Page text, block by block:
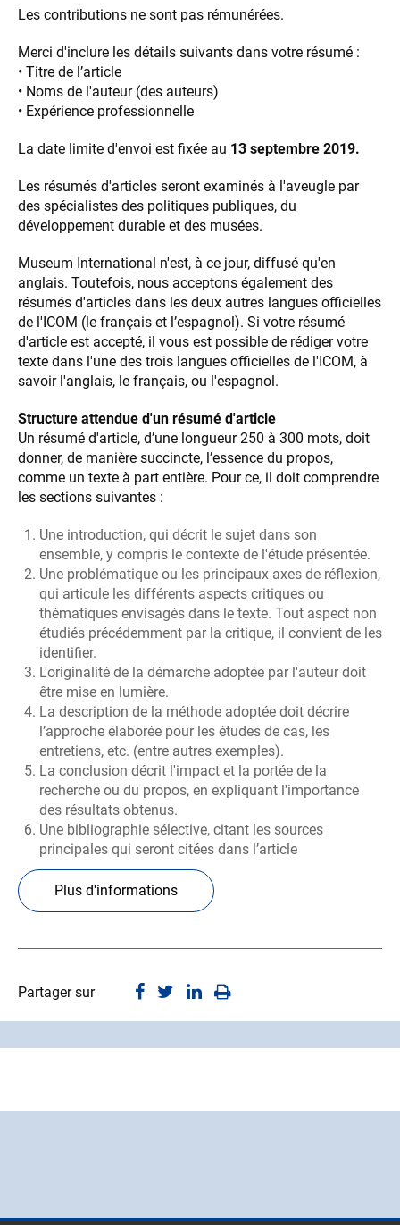
Les contributions ne sont pas rémunérées.
Merci d'inclure les détails suivants dans votre résumé :
• Titre de l’article
• Noms de l'auteur (des auteurs)
• Expérience professionnelle
La date limite d'envoi est fixée au 13 septembre 2019.
Les résumés d'articles seront examinés à l'aveugle par
des spécialistes des politiques publiques, du
développement durable et des musées.
Museum International n'est, à ce jour, diffusé qu'en
anglais. Toutefois, nous acceptons également des
résumés d'articles dans les deux autres langues officielles
de l'ICOM (le français et l’espagnol). Si votre résumé
d'article est accepté, il vous est possible de rédiger votre
texte dans l'une des trois langues officielles de l'ICOM, à
savoir l'anglais, le français, ou l'espagnol.
Structure attendue d'un résumé d'article
Un résumé d'article, d’une longueur 250 à 300 mots, doit
donner, de manière succincte, l’essence du propos,
comme un texte à part entière. Pour ce, il doit comprendre
les sections suivantes :
Une introduction, qui décrit le sujet dans son
ensemble, y compris le contexte de l'étude présentée.
Une problématique ou les principaux axes de réflexion,
qui articule les différents aspects critiques ou
thématiques envisagés dans le texte. Tout aspect non
étudiés précédemment par la critique, il convient de les
identifier.
L'originalité de la démarche adoptée par l'auteur doit
être mise en lumière.
La description de la méthode adoptée doit décrire
l’approche élaborée pour les études de cas, les
entretiens, etc. (entre autres exemples).
La conclusion décrit l'impact et la portée de la
recherche ou du propos, en expliquant l'importance
des résultats obtenus.
Une bibliographie sélective, citant les sources
principales qui seront citées dans l’article
Plus d'informations
Partager sur